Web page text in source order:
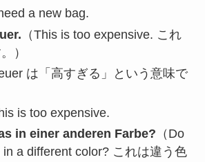
a new bag.
（This is too expensive. これ
）
は「高すぎる」という意味で
is too expensive.
in einer anderen Farbe? （Do
a different color?これは違う色